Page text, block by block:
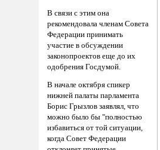
В связи с этим она
рекомендовала членам Совета
Федерации принимать
участие в обсуждении
законопроектов еще до их
одобрения Госдумой.
В начале октября спикер
нижней палаты парламента
Борис Грызлов заявлял, что
можно было бы "полностью
избавиться от той ситуации,
когда Совет Федерации